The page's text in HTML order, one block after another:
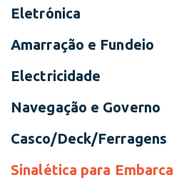
Eletrónica
Amarração e Fundeio
Electricidade
Navegação e Governo
Casco/Deck/Ferragens
Sinalética para